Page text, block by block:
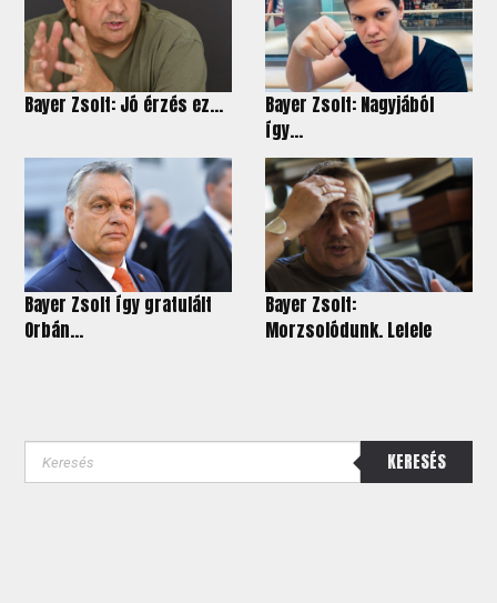
Bayer Zsolt: Jó érzés ez...
Bayer Zsolt: Nagyjából
így…
Bayer Zsolt így gratulált
Orbán...
Bayer Zsolt:
Morzsolódunk. Lefele
KERESÉS